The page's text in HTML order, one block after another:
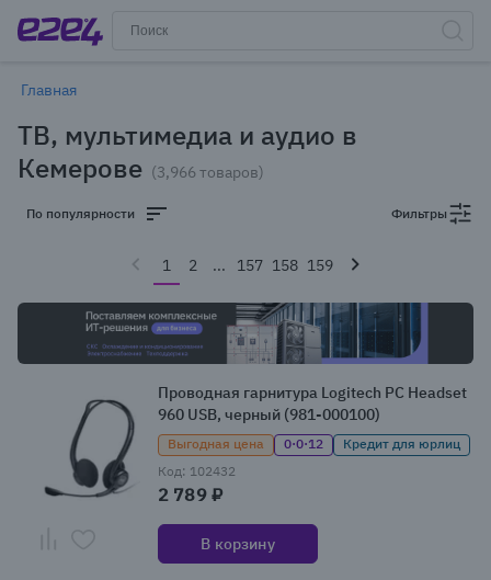
Главная
ТВ, мультимедиа и аудио в
Кемерове (3,966 товаров)
По популярности Фильтры
1 2 ... 157 158 159
Проводная гарнитура Logitech PC Headset
960 USB, черный (981-000100)
Выгодная цена 0·0·12
Кредит для юрлиц
Код: 102432
2 789 ₽
В корзину